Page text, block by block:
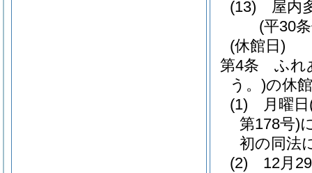
(13)
屋内
(平30
(休館日)
第4条
ふれ
う。)の休
(1)
月曜日
第178号)
初の同法
(2)
12月